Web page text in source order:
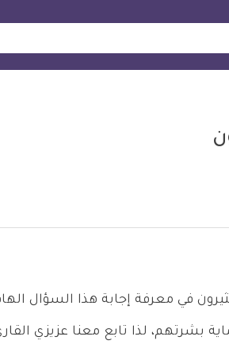
في معرفة إجابة هذا السؤال
بشرتهم، لذا تابع معنا عزيزي